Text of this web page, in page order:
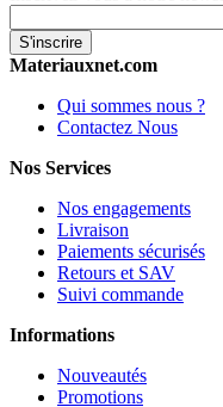
S'inscrire
Materiauxnet.com
Qui sommes nous ?
Contactez Nous
Nos Services
Nos engagements
Livraison
Paiements sécurisés
Retours et SAV
Suivi commande
Informations
Nouveautés
Promotions